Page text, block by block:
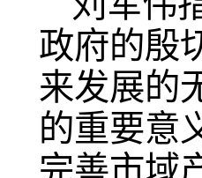
政府的殷
来发展的
的重要意